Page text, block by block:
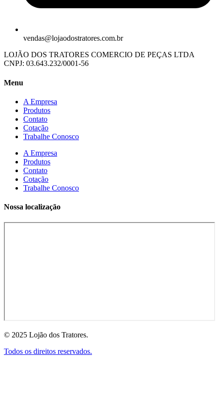
vendas@lojaodostratores.com.br
LOJÃO DOS TRATORES COMERCIO DE PEÇAS LTDA
CNPJ: 03.643.232/0001-56
Menu
A Empresa
Produtos
Contato
Cotação
Trabalhe Conosco
A Empresa
Produtos
Contato
Cotação
Trabalhe Conosco
Nossa localização
© 2025 Lojão dos Tratores.
Todos os direitos reservados.